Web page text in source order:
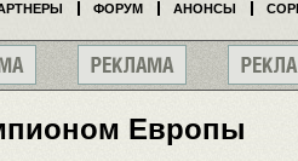
Европы
ФОРУМ АНОНСЫ